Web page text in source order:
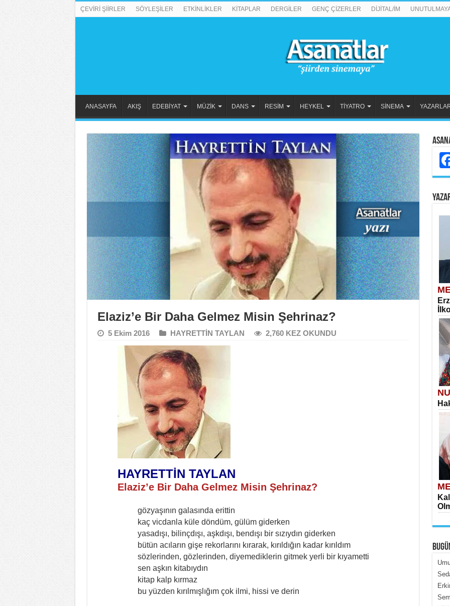
ÇEVİRİ ŞİİRLER SÖYLEŞİLER ETKİNLİKLER KİTAPLAR DERGİLER GENÇ ÇİZERLER DİJİTAL/İM
ANASAYFA AKIŞ EDEBİYAT MÜZİK DANS RESİM HEYKEL TİYATRO SİNEMA
Elaziz’e Bir Daha Gelmez Misin Şehrinaz?
5 Ekim 2016 HAYRETTİN TAYLAN 2,760 KEZ OKUNDU
HAYRETTİN TAYLAN
Elaziz’e Bir Daha Gelmez Misin Şehrinaz?
gözyaşının galasında erittin
kaç vicdanla küle döndüm, gülüm giderken
yasadışı, bilinçdışı, aşkdışı, bendışı bir sızıydın giderken
bütün acıların gişe rekorlarını kırarak, kırıldığın kadar kırıldım
sözlerinden, gözlerinden, diyemediklerin gitmek yerli bir kıyametti
sen aşkın kitabıydın
kitap kalp kırmaz
bu yüzden kırılmışlığım çok ilmi, hissi ve derin